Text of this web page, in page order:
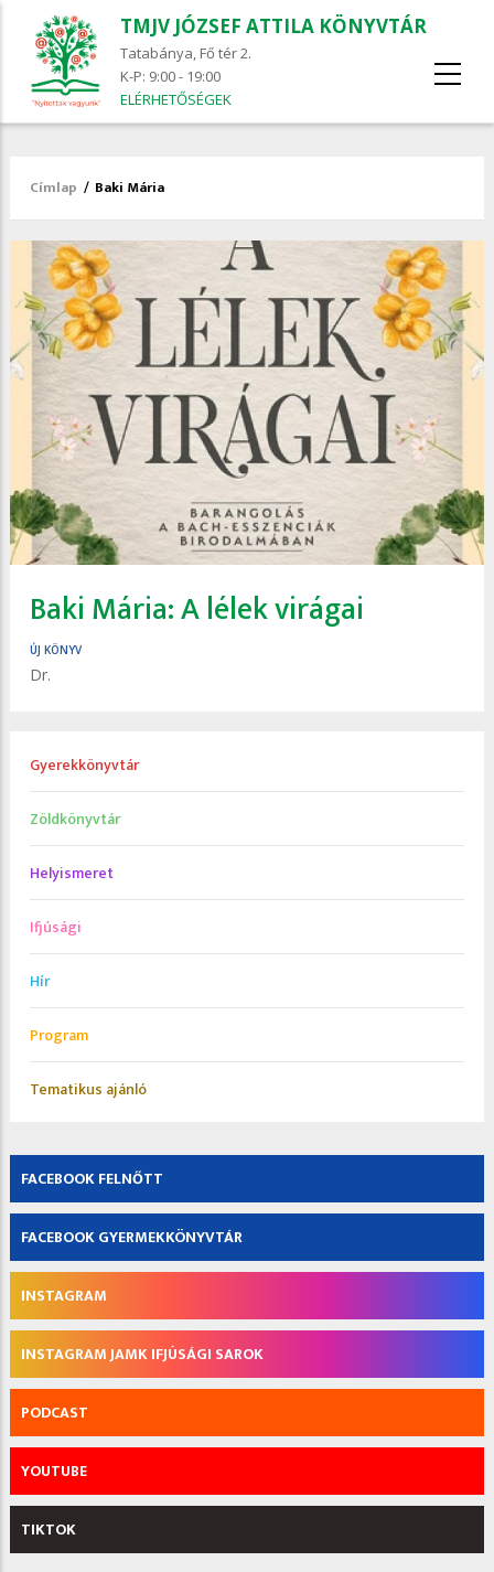
TMJV JÓZSEF ATTILA KÖNYVTÁR
Tatabánya, Fő tér 2.
K-P: 9:00 - 19:00
ELÉRHETŐSÉGEK
Morzsa
Címlap / Baki Mária
Baki Mária: A ​lélek virágai
ÚJ KÖNYV
Dr.
Gyerekkönyvtár
Zöldkönyvtár
Helyismeret
Ifjúsági
Hír
Program
Tematikus ajánló
FACEBOOK FELNŐTT
FACEBOOK GYERMEKKÖNYVTÁR
INSTAGRAM
INSTAGRAM JAMK IFJÚSÁGI SAROK
PODCAST
YOUTUBE
TIKTOK